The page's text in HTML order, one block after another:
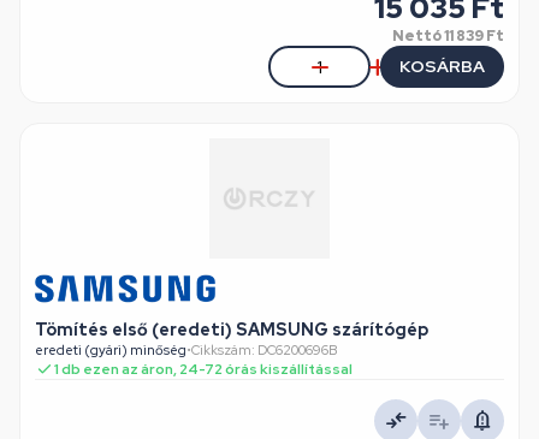
15 035 Ft
Nettó11 839 Ft
KOSÁRBA
Tömítés első (eredeti) SAMSUNG szárítógép
eredeti (gyári) minőség•Cikkszám: DC6200696B
1 db ezen az áron, 24-72 órás kiszállítással